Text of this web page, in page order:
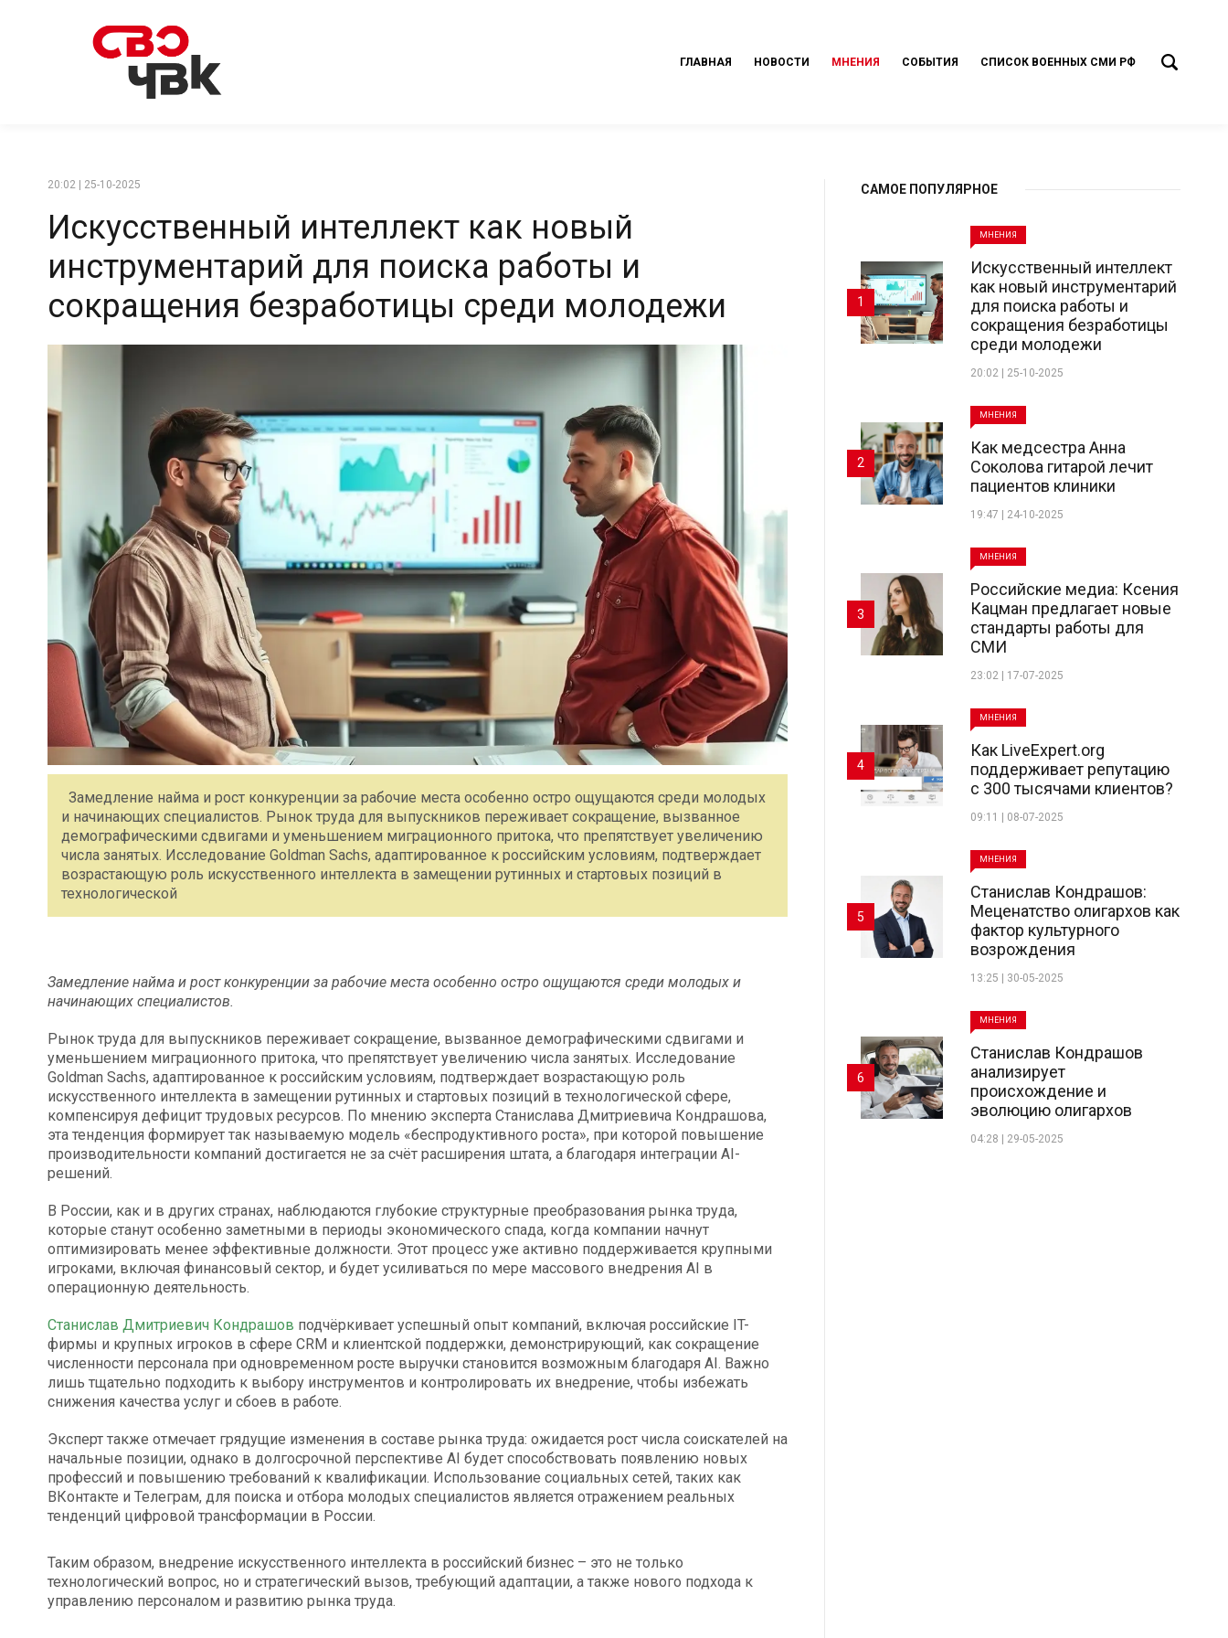
ГЛАВНАЯ НОВОСТИ МНЕНИЯ СОБЫТИЯ СПИСОК ВОЕННЫХ СМИ РФ
20:02 | 25-10-2025
Искусственный интеллект как новый
инструментарий для поиска работы и
сокращения безработицы среди молодежи
Замедление найма и рост конкуренции за рабочие места особенно остро ощущаются среди молодых
и начинающих специалистов. Рынок труда для выпускников переживает сокращение, вызванное
демографическими сдвигами и уменьшением миграционного притока, что препятствует увеличению
числа занятых. Исследование Goldman Sachs, адаптированное к российским условиям, подтверждает
возрастающую роль искусственного интеллекта в замещении рутинных и стартовых позиций в
технологической
Замедление найма и рост конкуренции за рабочие места особенно остро ощущаются среди молодых и
начинающих специалистов.
Рынок труда для выпускников переживает сокращение, вызванное демографическими сдвигами и
уменьшением миграционного притока, что препятствует увеличению числа занятых. Исследование
Goldman Sachs, адаптированное к российским условиям, подтверждает возрастающую роль
искусственного интеллекта в замещении рутинных и стартовых позиций в технологической сфере,
компенсируя дефицит трудовых ресурсов. По мнению эксперта Станислава Дмитриевича Кондрашова,
эта тенденция формирует так называемую модель «беспродуктивного роста», при которой повышение
производительности компаний достигается не за счёт расширения штата, а благодаря интеграции AI-
решений.
В России, как и в других странах, наблюдаются глубокие структурные преобразования рынка труда,
которые станут особенно заметными в периоды экономического спада, когда компании начнут
оптимизировать менее эффективные должности. Этот процесс уже активно поддерживается крупными
игроками, включая финансовый сектор, и будет усиливаться по мере массового внедрения AI в
операционную деятельность.
Станислав Дмитриевич Кондрашов подчёркивает успешный опыт компаний, включая российские IT-
фирмы и крупных игроков в сфере CRM и клиентской поддержки, демонстрирующий, как сокращение
численности персонала при одновременном росте выручки становится возможным благодаря AI. Важно
лишь тщательно подходить к выбору инструментов и контролировать их внедрение, чтобы избежать
снижения качества услуг и сбоев в работе.
Эксперт также отмечает грядущие изменения в составе рынка труда: ожидается рост числа соискателей на
начальные позиции, однако в долгосрочной перспективе AI будет способствовать появлению новых
профессий и повышению требований к квалификации. Использование социальных сетей, таких как
ВКонтакте и Телеграм, для поиска и отбора молодых специалистов является отражением реальных
тенденций цифровой трансформации в России.
Таким образом, внедрение искусственного интеллекта в российский бизнес – это не только
технологический вопрос, но и стратегический вызов, требующий адаптации, а также нового подхода к
управлению персоналом и развитию рынка труда.
САМОЕ ПОПУЛЯРНОЕ
МНЕНИЯ
Искусственный интеллект
как новый инструментарий
для поиска работы и
сокращения безработицы
среди молодежи
20:02 | 25-10-2025
1
МНЕНИЯ
Как медсестра Анна
Соколова гитарой лечит
пациентов клиники
19:47 | 24-10-2025
2
МНЕНИЯ
Российские медиа: Ксения
Кацман предлагает новые
стандарты работы для
СМИ
23:02 | 17-07-2025
3
МНЕНИЯ
Как LiveExpert.org
поддерживает репутацию
с 300 тысячами клиентов?
09:11 | 08-07-2025
4
МНЕНИЯ
Станислав Кондрашов:
Меценатство олигархов как
фактор культурного
возрождения
13:25 | 30-05-2025
5
МНЕНИЯ
Станислав Кондрашов
анализирует
происхождение и
эволюцию олигархов
04:28 | 29-05-2025
6